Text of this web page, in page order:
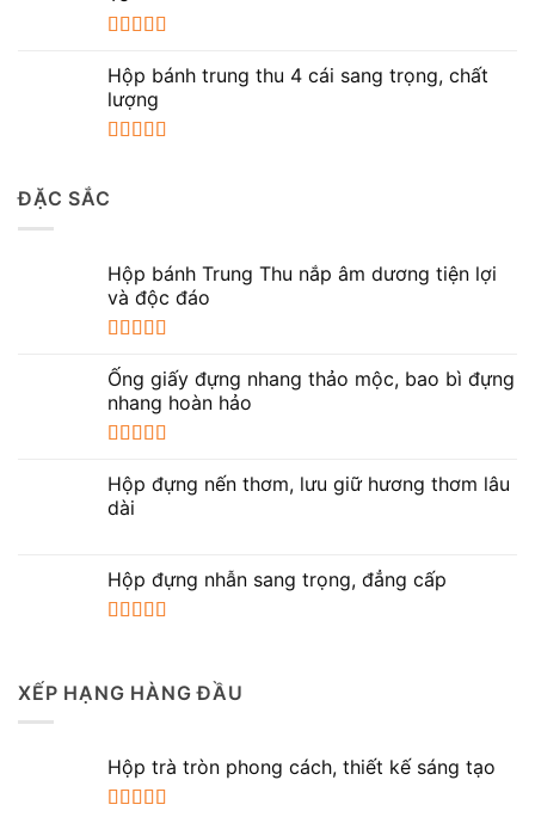
hạng 5.005
sao
Hộp bánh trung thu 4 cái sang trọng, chất
lượng
sao
ĐẶC SẮC
Hộp bánh Trung Thu nắp âm dương tiện lợi
và độc đáo
hạng 5.005
sao
Ống giấy đựng nhang thảo mộc, bao bì đựng
nhang hoàn hảo
hạng 5.005
sao
Hộp đựng nến thơm, lưu giữ hương thơm lâu
dài
Hộp đựng nhẫn sang trọng, đẳng cấp
XẾP HẠNG HÀNG ĐẦU
Hộp trà tròn phong cách, thiết kế sáng tạo